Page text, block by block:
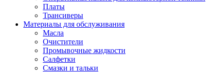
Платы
Трансиверы
Материалы для обслуживания
Масла
Очистители
Промывочные жидкости
Салфетки
Смазки и тальки